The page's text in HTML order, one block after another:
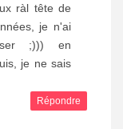
ràl tête de
je n'ai
;))) en
je ne sais
Répondre